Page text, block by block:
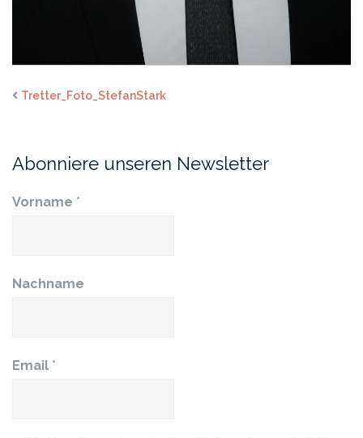
Tretter_Foto_StefanStark
Abonniere unseren Newsletter
Vorname *
Nachname
Email *